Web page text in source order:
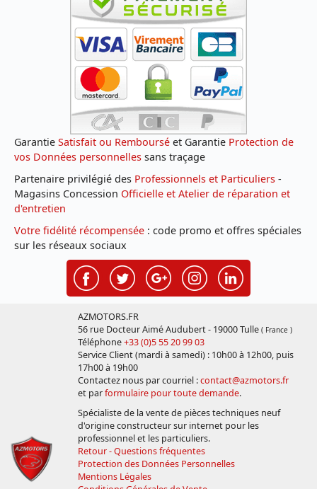
Garantie Satisfait ou Remboursé et Garantie Protection de
vos Données personnelles sans traçage
Partenaire privilégié des Professionnels et Particuliers -
Magasins Concession Officielle et Atelier de réparation et
d'entretien
Votre fidélité récompensée : code promo et offres spéciales
sur les réseaux sociaux
AZMOTORS.FR
56 rue Docteur Aimé Audubert - 19000 Tulle ( France )
Téléphone+33 (0)5 55 20 99 03
Service Client (mardi à samedi) : 10h00 à 12h00, puis
17h00 à 19h00
Contactez nous par courriel :contact@azmotors.fr
et parformulaire pour toute demande.
Spécialiste de la vente de pièces techniques neuf
d'origine constructeur sur internet pour les
professionnel et les particuliers.
Retour - Questions fréquentes
Protection des Données Personnelles
Mentions Légales